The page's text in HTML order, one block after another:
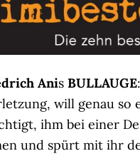
Anis BULLAUGE
will genau so
ihm bei einer
und spürt mit ihr